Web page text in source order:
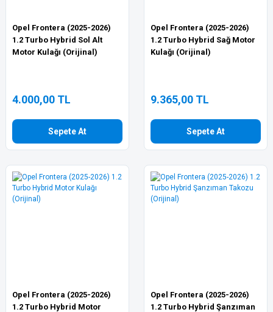
Opel Frontera (2025-2026)
1.2 Turbo Hybrid Sol Alt
Motor Kulağı (Orijinal)
4.000,00 TL
Sepete At
Opel Frontera (2025-2026)
1.2 Turbo Hybrid Sağ Motor
Kulağı (Orijinal)
9.365,00 TL
Sepete At
Opel Frontera (2025-2026)
1.2 Turbo Hybrid Motor
Opel Frontera (2025-2026)
1.2 Turbo Hybrid Şanzıman